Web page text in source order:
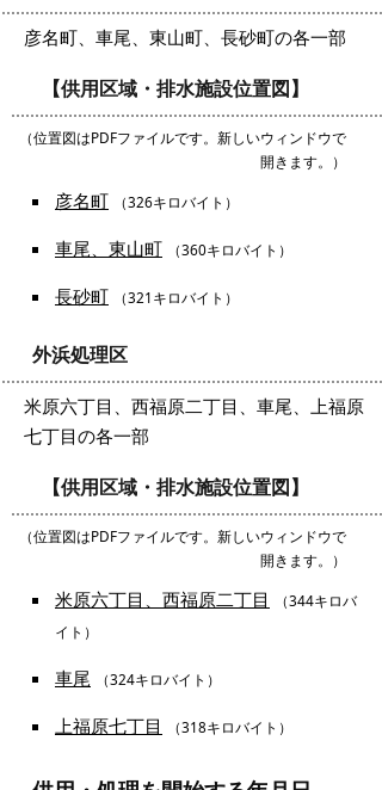
彦名町、車尾、東山町、長砂町の各一部
【供用区域・排水施設位置図】
（位置図はPDFファイルです。新しいウィンドウで
開きます。）
彦名町 （326キロバイト）
車尾、東山町 （360キロバイト）
長砂町 （321キロバイト）
外浜処理区
米原六丁目、西福原二丁目、車尾、上福原
七丁目の各一部
【供用区域・排水施設位置図】
（位置図はPDFファイルです。新しいウィンドウで
開きます。）
米原六丁目、西福原二丁目
（344キロバ
イト）
車尾 （324キロバイト）
上福原七丁目 （318キロバイト）